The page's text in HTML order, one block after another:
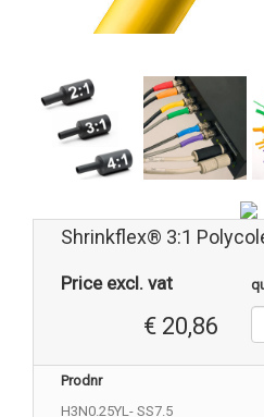
Shrinkflex® 3:1
Price excl. vat
€ 20,86
Prodnr
H3N0.25YL- SS7.5